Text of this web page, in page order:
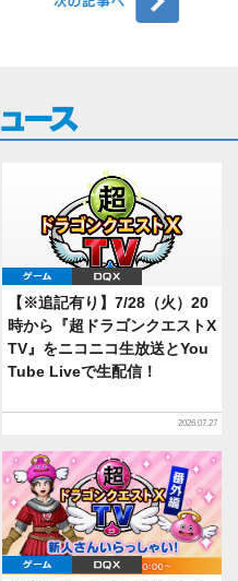
ゲーム
【※追記有り】7/28（火）20
時から『超ドラゴンクエストX
TV』をニコニコ生放送とYou
Tube Liveで生配信！
2026.07.27
ゲーム DQX